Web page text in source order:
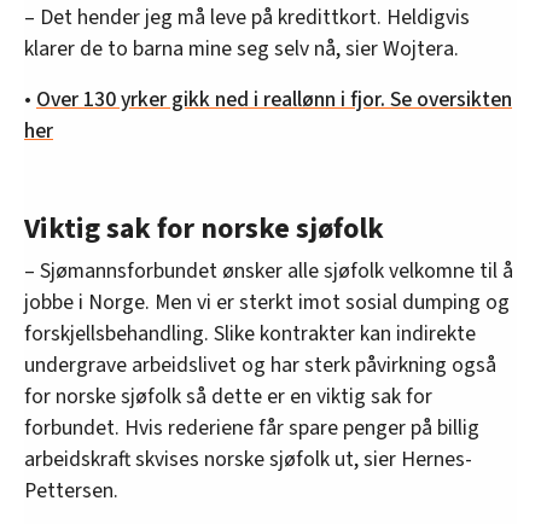
– Det hender jeg må leve på kredittkort. Heldigvis
klarer de to barna mine seg selv nå, sier Wojtera.
• Over 130 yrker gikk ned i reallønn i fjor. Se oversikten
her
Viktig sak for norske sjøfolk
– Sjømannsforbundet ønsker alle sjøfolk velkomne til å
jobbe i Norge. Men vi er sterkt imot sosial dumping og
forskjellsbehandling. Slike kontrakter kan indirekte
undergrave arbeidslivet og har sterk påvirkning også
for norske sjøfolk så dette er en viktig sak for
forbundet. Hvis rederiene får spare penger på billig
arbeidskraft skvises norske sjøfolk ut, sier Hernes-
Pettersen.